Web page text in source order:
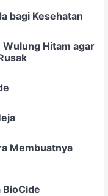
bagi Kesehatan
Hitam agar
Membuatnya
BioCide